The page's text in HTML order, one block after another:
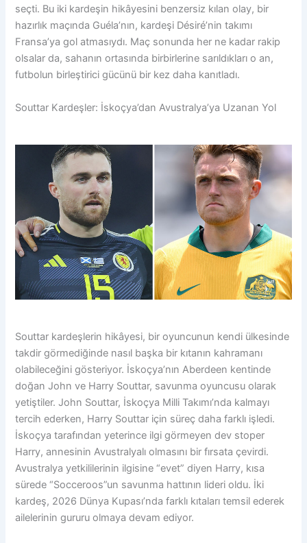
seçti. Bu iki kardeşin hikâyesini benzersiz kılan olay, bir
hazırlık maçında Guéla’nın, kardeşi Désiré’nin takımı
Fransa’ya gol atmasıydı. Maç sonunda her ne kadar rakip
olsalar da, sahanın ortasında birbirlerine sarıldıkları o an,
futbolun birleştirici gücünü bir kez daha kanıtladı.
Souttar Kardeşler: İskoçya’dan Avustralya’ya Uzanan Yol
Souttar kardeşlerin hikâyesi, bir oyuncunun kendi ülkesinde
takdir görmediğinde nasıl başka bir kıtanın kahramanı
olabileceğini gösteriyor. İskoçya’nın Aberdeen kentinde
doğan John ve Harry Souttar, savunma oyuncusu olarak
yetiştiler. John Souttar, İskoçya Milli Takımı’nda kalmayı
tercih ederken, Harry Souttar için süreç daha farklı işledi.
İskoçya tarafından yeterince ilgi görmeyen dev stoper
Harry, annesinin Avustralyalı olmasını bir fırsata çevirdi.
Avustralya yetkililerinin ilgisine “evet” diyen Harry, kısa
sürede “Socceroos”un savunma hattının lideri oldu. İki
kardeş, 2026 Dünya Kupası’nda farklı kıtaları temsil ederek
ailelerinin gururu olmaya devam ediyor.